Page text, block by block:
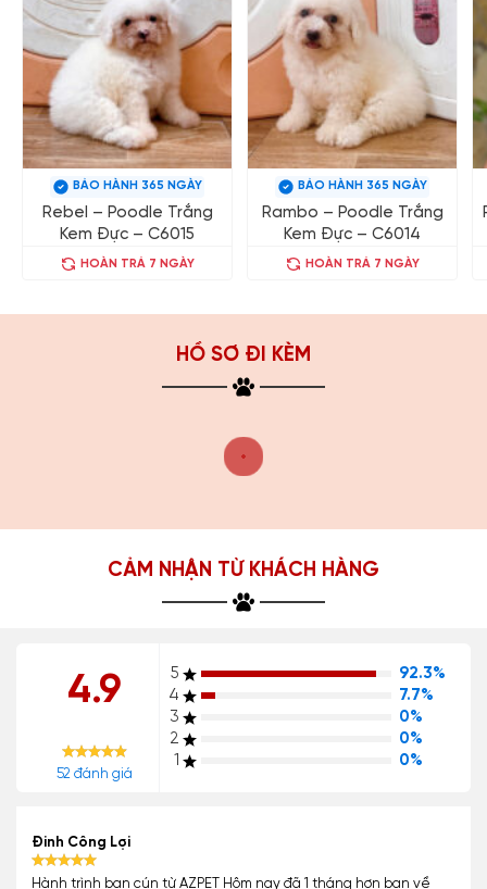
BẢO HÀNH 365 NGÀY
Rebel – Poodle Trắng
Kem Đực – C6015
HOÀN TRẢ 7 NGÀY
BẢO HÀNH 365 NGÀY
Rambo – Poodle Trắng
Kem Đực – C6014
HOÀN TRẢ 7 NGÀY
HỒ SƠ ĐI KÈM
CẢM NHẬN TỪ KHÁCH HÀNG
4.9
52 đánh giá
5
92.3%
4
7.7%
3
0%
2
0%
1
0%
Đinh Công Lợi
Hành trình bạn cún từ AZPET Hôm nay đã 1 tháng hơn bạn về